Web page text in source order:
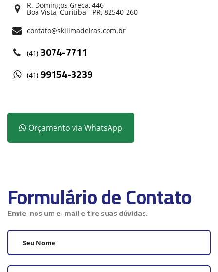
R. Domingos Greca, 446
Boa Vista, Curitiba - PR, 82540-260
contato@skillmadeiras.com.br
(41) 3074-7711
(41) 99154-3239
Orçamento via WhatsApp
Formulário de Contato
Envie-nos um e-mail e tire suas dúvidas.